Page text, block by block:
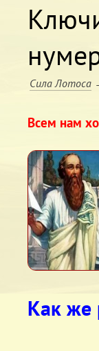
Сила Лотоса
Всем нам
Как же